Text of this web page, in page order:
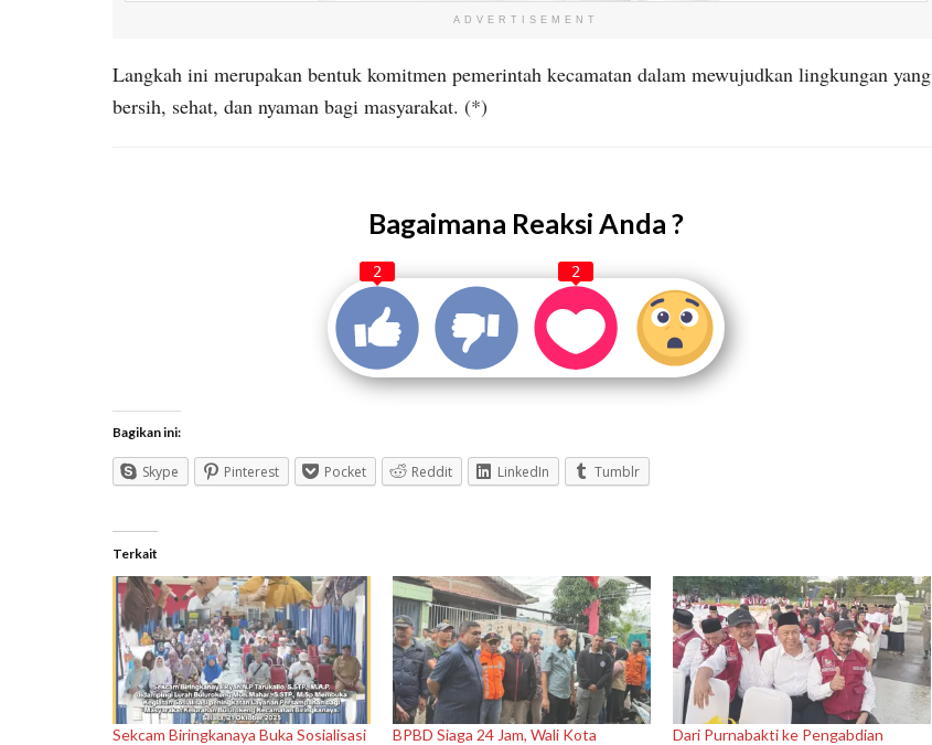
ADVERTISEMENT
Langkah ini merupakan bentuk komitmen pemerintah kecamatan dalam mewujudkan lingkungan yang
bersih, sehat, dan nyaman bagi masyarakat. (*)
Bagaimana Reaksi Anda ?
2 2
Bagikan ini:
Skype Pinterest Pocket Reddit LinkedIn Tumblr
Terkait
Sekcam Biringkanaya Buka Sosialisasi
BPBD Siaga 24 Jam, Wali Kota
Dari Purnabakti ke Pengabdian